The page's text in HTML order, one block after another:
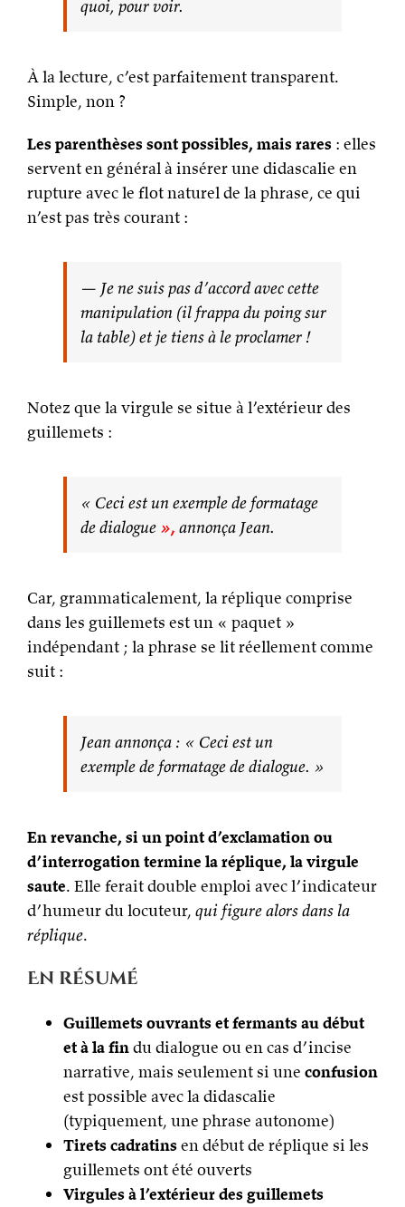
quoi, pour voir.
À la lecture, c’est parfaitement transparent.
Simple, non ?
Les parenthèses sont possibles, mais rares : elles
servent en général à insérer une didascalie en
rupture avec le flot naturel de la phrase, ce qui
n’est pas très courant :
— Je ne suis pas d’accord avec cette
manipulation (il frappa du poing sur
la table) et je tiens à le proclamer !
Notez que la virgule se situe à l’extérieur des
guillemets :
« Ceci est un exemple de formatage
de dialogue », annonça Jean.
Car, grammaticalement, la réplique comprise
dans les guillemets est un « paquet »
indépendant ; la phrase se lit réellement comme
suit :
Jean annonça : « Ceci est un
exemple de formatage de dialogue. »
En revanche, si un point d’exclamation ou
d’interrogation termine la réplique, la virgule
saute. Elle ferait double emploi avec l’indicateur
d’humeur du locuteur, qui figure alors dans la
réplique.
En résumé
Guillemets ouvrants et fermants au début
et à la findu dialogue ou en cas d’incise
narrative, mais seulement si une confusion
est possible avec la didascalie
(typiquement, une phrase autonome)
Tirets cadratinsen début de réplique si les
guillemets ont été ouverts
Virgules à l’extérieur des guillemets